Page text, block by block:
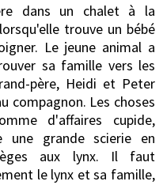
dans un chalet à la
trouve un bébé
Le jeune animal a
sa famille vers les
père, Heidi et Peter
compagnon. Les choses
d'affaires cupide,
une grande scierie en
aux lynx. Il faut
le lynx et sa famille,